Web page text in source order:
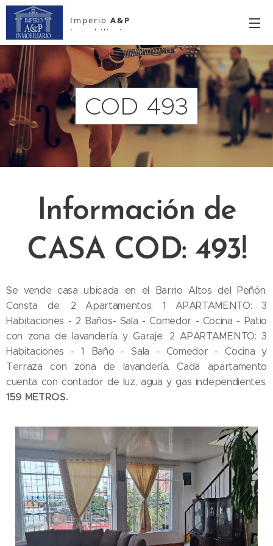
Imperio A&P
Inmobiliario
COD 493
Información de
CASA COD: 493!
Se vende casa ubicada en el Barrio Altos del Peñón.
Consta de: 2 Apartamentos: 1 APARTAMENTO: 3
Habitaciones - 2 Baños- Sala - Comedor - Cocina - Patio
con zona de lavandería y Garaje. 2 APARTAMENTO: 3
Habitaciones - 1 Baño - Sala - Comedor - Cocina y
Terraza con zona de lavandería. Cada apartamento
cuenta con contador de luz, agua y gas independientes.
159 METROS.